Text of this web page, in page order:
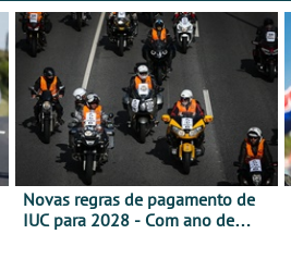
Novas regras de pagamento de
IUC para 2028 - Com ano de